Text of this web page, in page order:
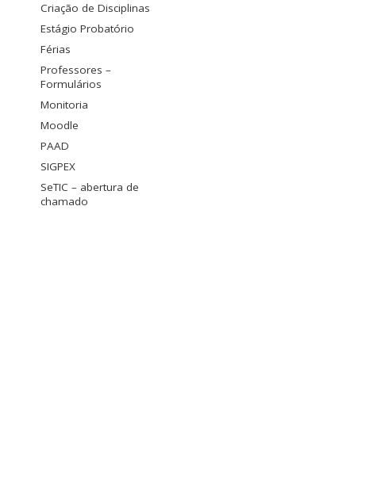
Criação de Disciplinas
Estágio Probatório
Férias
Professores –
Formulários
Monitoria
Moodle
PAAD
SIGPEX
SeTIC – abertura de
chamado